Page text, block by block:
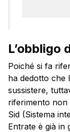
Poiché si fa
ha dedotto che
sussistere,
riferimento non
Sid (Sistema
Entrate è già in